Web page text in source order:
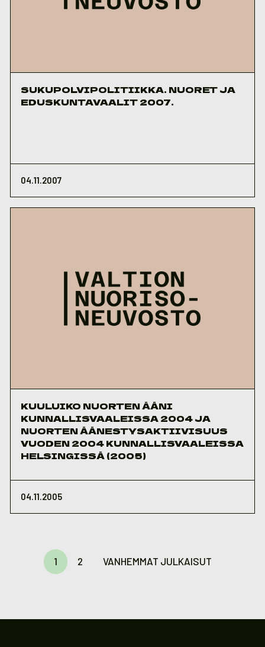
SUKUPOLVIPOLITIIKKA. NUORET JA
EDUSKUNTAVAALIT 2007.
04.11.2007
KUULUIKO NUORTEN ÄÄNI
KUNNALLISVAALEISSA 2004 JA
NUORTEN ÄÄNESTYSAKTIIVISUUS
VUODEN 2004 KUNNALLISVAALEISSA
HELSINGISSÄ (2005)
04.11.2005
sivutus
1 2 VANHEMMAT JULKAISUT